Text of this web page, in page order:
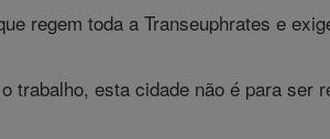
regem toda a Transeuphrates e
trabalho, esta cidade não é para ser